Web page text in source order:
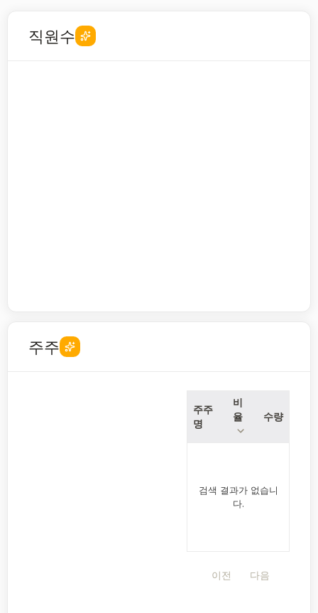
직원수
주주
주주
명
비
율
수량
검색 결과가 없습니
다.
이전 다음